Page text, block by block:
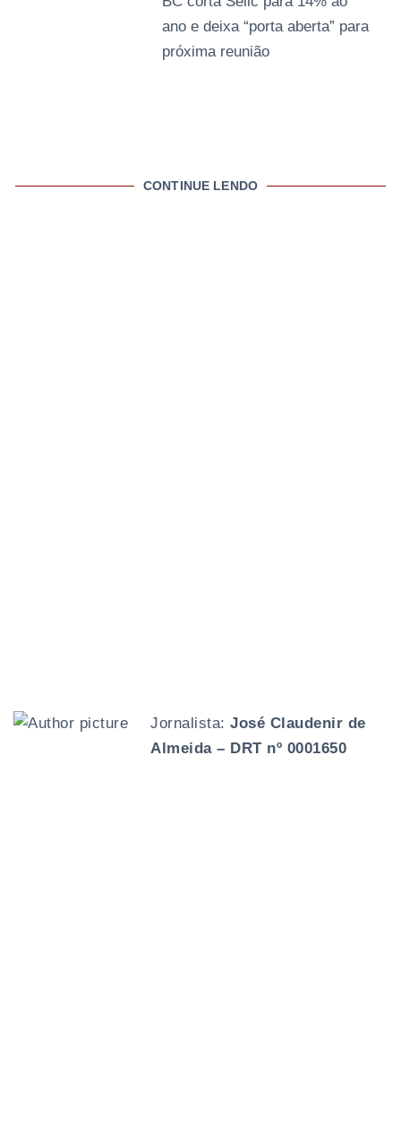
ano e deixa “porta aberta” para
próxima reunião
CONTINUE LENDO
Jornalista: José Claudenir de
Almeida – DRT nº 0001650